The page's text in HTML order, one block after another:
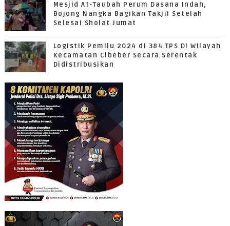
Mesjid At-Taubah Perum Dasana Indah,
Bojong Nangka Bagikan Takjil Setelah
Selesai Sholat Jumat
Logistik Pemilu 2024 di 384 TPS Di Wilayah
Kecamatan Cibeber Secara Serentak
Didistribusikan